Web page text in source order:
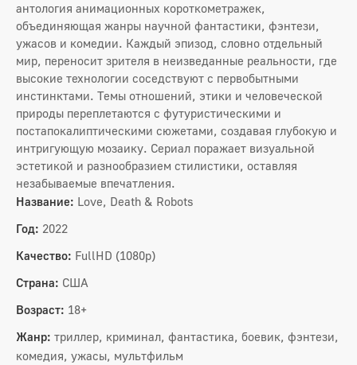
антология анимационных короткометражек,
объединяющая жанры научной фантастики, фэнтези,
ужасов и комедии. Каждый эпизод, словно отдельный
мир, переносит зрителя в неизведанные реальности, где
высокие технологии соседствуют с первобытными
инстинктами. Темы отношений, этики и человеческой
природы переплетаются с футуристическими и
постапокалиптическими сюжетами, создавая глубокую и
интригующую мозаику. Сериал поражает визуальной
эстетикой и разнообразием стилистики, оставляя
незабываемые впечатления.
Название: Love, Death & Robots
Год: 2022
Качество: FullHD (1080p)
Страна: США
Возраст: 18+
Жанр: триллер, криминал, фантастика, боевик, фэнтези,
комедия, ужасы, мультфильм